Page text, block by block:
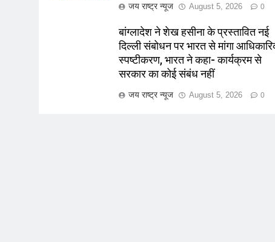
जय राष्ट्र न्यूज August 5, 2026 0
बांग्लादेश ने शेख हसीना के प्रस्तावित नई
दिल्ली संबोधन पर भारत से मांगा
स्पष्टीकरण, भारत ने कहा- कार्यक्रम से
सरकार का कोई संबंध नहीं
जय राष्ट्र न्यूज August 5, 2026 0